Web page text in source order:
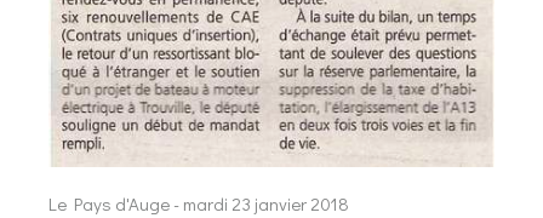
Le Pays d'Auge - mardi 23 janvier 2018